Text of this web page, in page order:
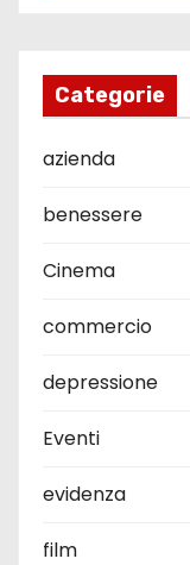
Categorie
azienda
benessere
Cinema
commercio
depressione
Eventi
evidenza
film